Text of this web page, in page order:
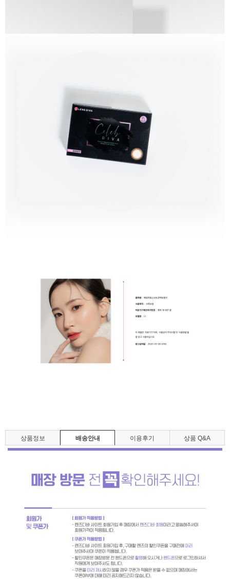
상품정보 배송안내 이용후기 상품 Q&A